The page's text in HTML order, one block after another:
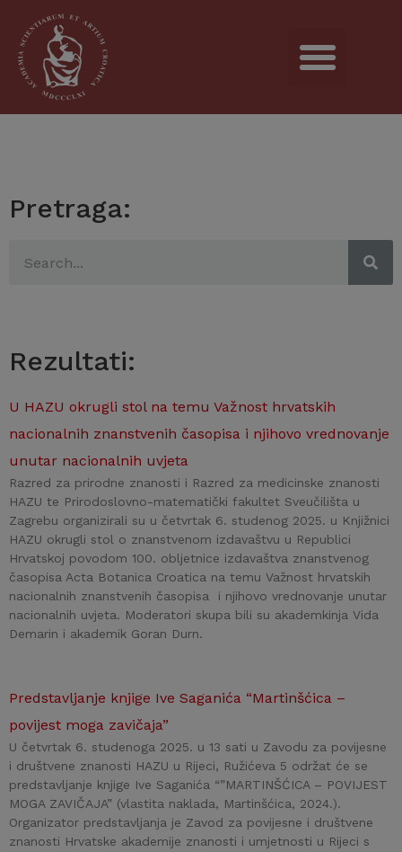
Pretraga:
Rezultati:
U HAZU okrugli stol na temu Važnost hrvatskih
nacionalnih znanstvenih časopisa i njihovo vrednovanje
unutar nacionalnih uvjeta
Razred za prirodne znanosti i Razred za medicinske znanosti
HAZU te Prirodoslovno-matematički fakultet Sveučilišta u
Zagrebu organizirali su u četvrtak 6. studenog 2025. u Knjižnici
HAZU okrugli stol o znanstvenom izdavaštvu u Republici
Hrvatskoj povodom 100. obljetnice izdavaštva znanstvenog
časopisa Acta Botanica Croatica na temu Važnost hrvatskih
nacionalnih znanstvenih časopisa i njihovo vrednovanje unutar
nacionalnih uvjeta. Moderatori skupa bili su akademkinja Vida
Demarin i akademik Goran Durn.
Predstavljanje knjige Ive Saganića “Martinšćica –
povijest moga zavičaja”
U četvrtak 6. studenoga 2025. u 13 sati u Zavodu za povijesne
i društvene znanosti HAZU u Rijeci, Ružićeva 5 održat će se
predstavljanje knjige Ive Saganića “”MARTINŠĆICA – POVIJEST
MOGA ZAVIČAJA” (vlastita naklada, Martinšćica, 2024.).
Organizator predstavljanja je Zavod za povijesne i društvene
znanosti Hrvatske akademije znanosti i umjetnosti u Rijeci s